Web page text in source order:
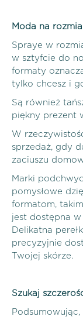
Moda na
Spraye w
w sztyfcie do
formaty
tylko chcesz i
Są również
piękny prezent
W
sprzedaż, gdy
zaciuszu
Marki
pomysłowe
formatom,
jest dostępna w
Delikatna
precyzyjnie
Twojej skórze.
Szukaj